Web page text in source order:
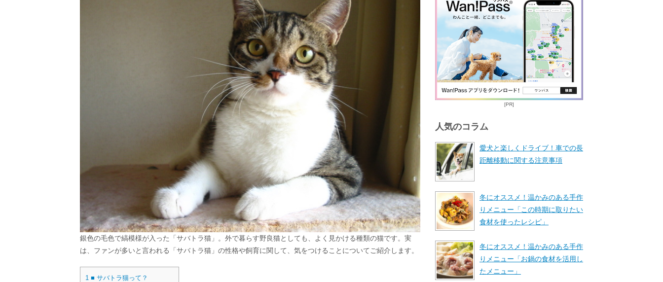
銀色の毛色で縞模様が入った「サバトラ猫」。外で暮らす野良猫としても、よく見かける種類の猫です。実
は、ファンが多いと言われる「サバトラ猫」の性格や飼育に関して、気をつけることについてご紹介します。
1 ■ サバトラ猫って？
[PR]
人気のコラム
愛犬と楽しくドライブ！車での長
距離移動に関する注意事項
冬にオススメ！温かみのある手作
りメニュー「この時期に取りたい
食材を使ったレシピ」
冬にオススメ！温かみのある手作
りメニュー「お鍋の食材を活用し
たメニュー」